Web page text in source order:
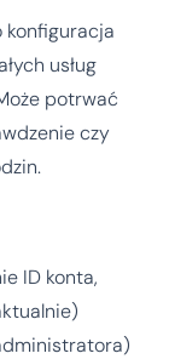
konfiguracja
usług
potrwać
czy
ID konta,